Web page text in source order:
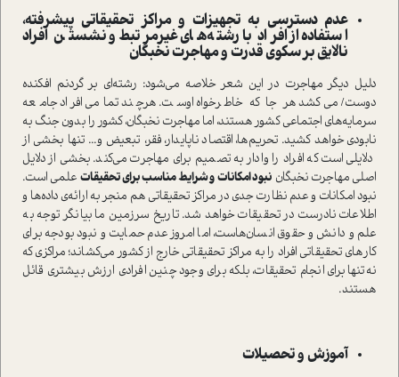
عدم دسترسی به تجهیزات و مراکز تحقیقاتی پیشرفته،
استفاده از افراد با رشته‌های غیر‌مرتبط و نشستن افراد
نالایق بر سکوی قدرت و مهاجرت نخبگان
دلیل دیگر مهاجرت در این شعر خلاصه می‌شود: رشته‌ای بر گردنم افکنده
دوست/ می‌کشد هر جا که خاطرخواه اوست. هرچند تمامی افراد جامعه
سرمایه‌های اجتماعی کشور هستند، اما مهاجرت نخبگان، کشور را بدون جنگ به
نابودی خواهد کشید. تحریم‌ها، اقتصاد ناپایدار، فقر، تبعیض و... تنها بخشی از
دلایلی است که افراد را وادار به تصمیم برای مهاجرت می‌کند. بخشی از دلایل
اصلی مهاجرت نخبگان نبود امکانات و شرایط مناسب برای تحقیقات علمی است.
نبود امکانات و عدم نظارت جدی در مراکز تحقیقاتی هم منجر به ارائه‌ی داده‌ها و
اطلاعات نادرست در تحقیقات خواهد شد. تاریخ سرزمین ما بیانگر توجه به
علم و دانش و حقوق انسان‌هاست، اما امروز عدم حمایت و نبود بودجه برای
کارهای تحقیقاتی افراد را به مراکز تحقیقاتی خارج از کشور می‌کشاند؛ مراکزی که
نه‌تنها برای انجام تحقیقات، بلکه برای وجود چنین افرادی ارزش بیشتری قائل
هستند.
آموزش و تحصیلات